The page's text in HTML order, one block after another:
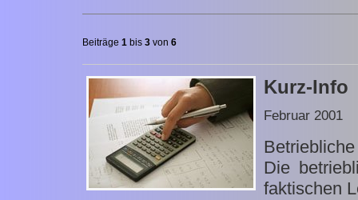
Beiträge 1 bis 3 von 6
Kurz-Info
Februar 2001
Die
faktischen